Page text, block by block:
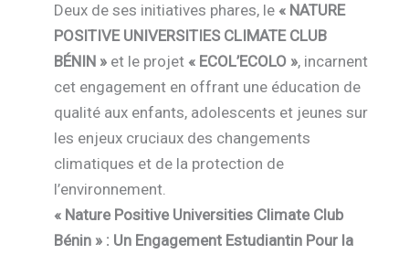
Deux de ses initiatives phares, le« NATURE
POSITIVE UNIVERSITIES CLIMATE CLUB
BÉNIN » et le projet« ECOL’ECOLO », incarnent
cet engagement en offrant une éducation de
qualité aux enfants, adolescents et jeunes sur
les enjeux cruciaux des changements
climatiques et de la protection de
l’environnement.
« Nature Positive Universities Climate Club
Bénin » : Un Engagement Estudiantin Pour la